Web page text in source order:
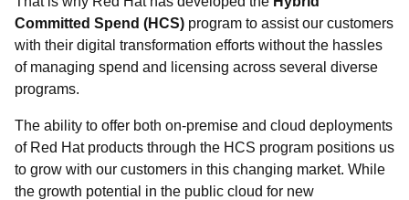
Committed Spend (HCS) program to assist our customers
with their digital transformation efforts without the hassles
of managing spend and licensing across several diverse
programs.
The ability to offer both on-premise and cloud deployments
of Red Hat products through the HCS program positions us
to grow with our customers in this changing market. While
the growth potential in the public cloud for new